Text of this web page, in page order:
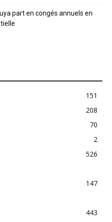
part en congés annuels en
151
208
70
2
526
147
443